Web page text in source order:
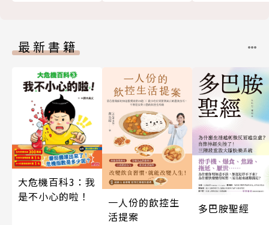
最新書籍
大危機百科3：我
是不小心的啦！
一人份的飲控生
活提案
多巴胺聖經